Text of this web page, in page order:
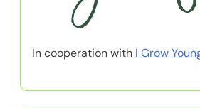
In cooperation with I Grow